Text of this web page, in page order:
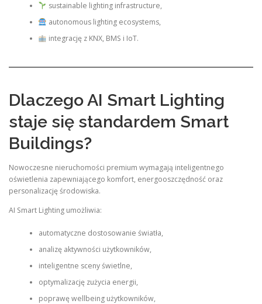
sustainable lighting infrastructure,
autonomous lighting ecosystems,
integrację z KNX, BMS i IoT.
Dlaczego AI Smart Lighting
staje się standardem Smart
Buildings?
Nowoczesne nieruchomości premium wymagają inteligentnego
oświetlenia zapewniającego komfort, energooszczędność oraz
personalizację środowiska.
AI Smart Lighting umożliwia:
automatyczne dostosowanie światła,
analizę aktywności użytkowników,
inteligentne sceny świetlne,
optymalizację zużycia energii,
poprawę wellbeing użytkowników,